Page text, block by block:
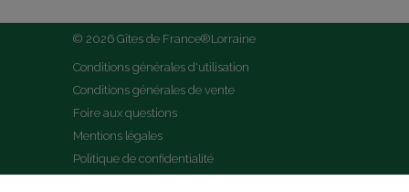
© 2026 Gîtes de France®Lorraine
Conditions générales d'utilisation
Conditions générales de vente
Foire aux questions
Mentions légales
Politique de confidentialité